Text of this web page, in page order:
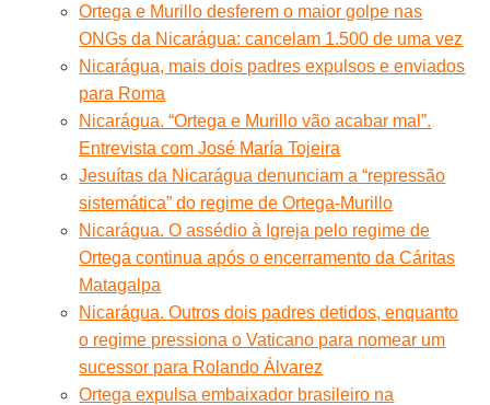
Ortega e Murillo desferem o maior golpe nas
ONGs da Nicarágua: cancelam 1.500 de uma vez
Nicarágua, mais dois padres expulsos e enviados
para Roma
Nicarágua. “Ortega e Murillo vão acabar mal”.
Entrevista com José María Tojeira
Jesuítas da Nicarágua denunciam a “repressão
sistemática” do regime de Ortega-Murillo
Nicarágua. O assédio à Igreja pelo regime de
Ortega continua após o encerramento da Cáritas
Matagalpa
Nicarágua. Outros dois padres detidos, enquanto
o regime pressiona o Vaticano para nomear um
sucessor para Rolando Álvarez
Ortega expulsa embaixador brasileiro na